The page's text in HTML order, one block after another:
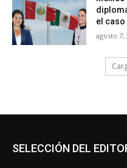
el caso
agosto 7,
SELECCIÓN DEL